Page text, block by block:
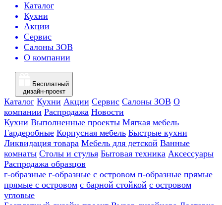
Каталог
Кухни
Акции
Сервис
Салоны ЗОВ
О компании
Бесплатный
дизайн-проект
Каталог Кухни Акции Сервис Салоны ЗОВ О
компании Распродажа Новости
Кухни Выполненные проекты Мягкая мебель
Гардеробные Корпусная мебель Быстрые кухни
Ликвидация товара Мебель для детской Ванные
комнаты Столы и стулья Бытовая техника Аксессуары
Распродажа образцов
г-образные г-образные с островом п-образные прямые
прямые с островом с барной стойкой с островом
угловые